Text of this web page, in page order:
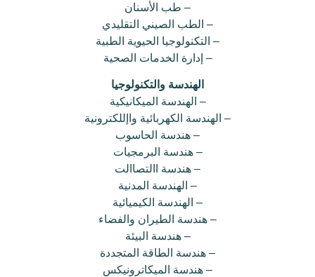
– طب الأسنان
– الطب الصيني التقليدي
– التكنولوجيا الحيوية الطبية
– إدارة الخدمات الصحية
الهندسة والتكنولوجيا
– الهندسة الميكانيكية
– الهندسة الكهربائية واإللكترونية
– هندسة الحاسوب
– هندسة البرمجيات
– هندسة االتصاالت
– الهندسة المدنية
– الهندسة الكيميائية
– هندسة الطيران والفضاء
– هندسة البيئة
– هندسة الطاقة المتجددة
– هندسة الميكاترونيكس